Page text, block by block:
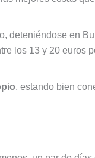
deteniéndose en
los 13 y 20 euros
, estando bien